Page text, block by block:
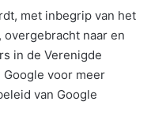
met inbegrip van het
naar en
in de Verenigde
Google voor meer
van Google